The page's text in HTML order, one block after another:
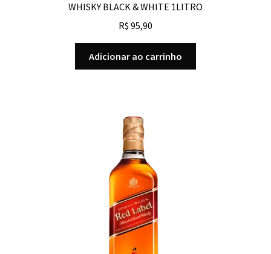
WHISKY BLACK & WHITE 1LITRO
R$ 95,90
Adicionar ao carrinho